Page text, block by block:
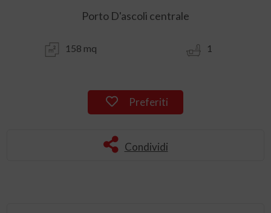
Porto D'ascoli centrale
158 mq 1
Preferiti
Condividi